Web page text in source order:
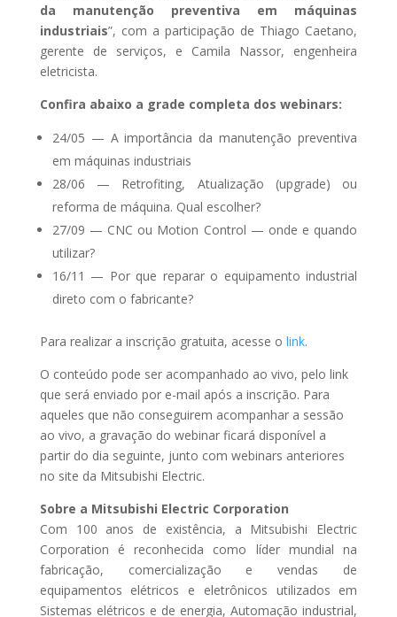
da manutenção preventiva em máquinas
industriais”, com a participação de Thiago Caetano,
gerente de serviços, e Camila Nassor, engenheira
eletricista.
Confira abaixo a grade completa dos webinars:
24/05 — A importância da manutenção preventiva
em máquinas industriais
28/06 — Retrofiting, Atualização (upgrade) ou
reforma de máquina. Qual escolher?
27/09 — CNC ou Motion Control — onde e quando
utilizar?
16/11 — Por que reparar o equipamento industrial
direto com o fabricante?
Para realizar a inscrição gratuita, acesse o link.
O conteúdo pode ser acompanhado ao vivo, pelo link
que será enviado por e-mail após a inscrição. Para
aqueles que não conseguirem acompanhar a sessão
ao vivo, a gravação do webinar ficará disponível a
partir do dia seguinte, junto com webinars anteriores
no site da Mitsubishi Electric.
Sobre a Mitsubishi Electric Corporation
Com 100 anos de existência, a Mitsubishi Electric
Corporation é reconhecida como líder mundial na
fabricação, comercialização e vendas de
equipamentos elétricos e eletrônicos utilizados em
Sistemas elétricos e de energia, Automação industrial,